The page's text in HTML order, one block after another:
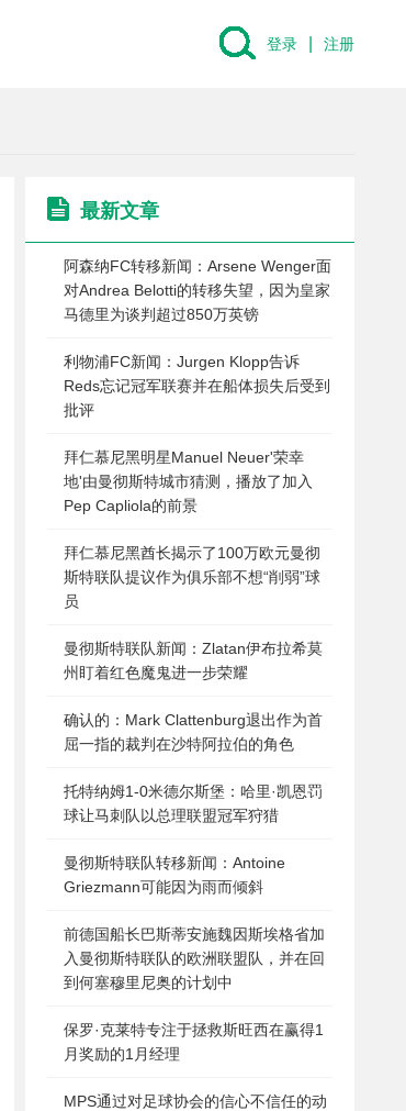
登录 注册
最新文章
阿森纳FC转移新闻：Arsene Wenger面
对Andrea Belotti的转移失望，因为皇家
马德里为谈判超过850万英镑
利物浦FC新闻：Jurgen Klopp告诉
Reds忘记冠军联赛并在船体损失后受到
批评
拜仁慕尼黑明星Manuel Neuer'荣幸
地'由曼彻斯特城市猜测，播放了加入
Pep Capliola的前景
拜仁慕尼黑酋长揭示了100万欧元曼彻
斯特联队提议作为俱乐部不想“削弱”球
员
曼彻斯特联队新闻：Zlatan伊布拉希莫
州盯着红色魔鬼进一步荣耀
确认的：Mark Clattenburg退出作为首
屈一指的裁判在沙特阿拉伯的角色
托特纳姆1-0米德尔斯堡：哈里·凯恩罚
球让马刺队以总理联盟冠军狩猎
曼彻斯特联队转移新闻：Antoine
Griezmann可能因为雨而倾斜
前德国船长巴斯蒂安施魏因斯埃格省加
入曼彻斯特联队的欧洲联盟队，并在回
到何塞穆里尼奥的计划中
保罗·克莱特专注于拯救斯旺西在赢得1
月奖励的1月经理
MPS通过对足球协会的信心不信任的动